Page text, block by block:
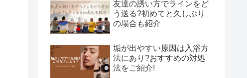
友達の誘い方でラインをど
う送る?初めてと久しぶり
の場合も紹介
垢が出やすい原因は入浴方
法にあり?おすすめの対処
法をご紹介!